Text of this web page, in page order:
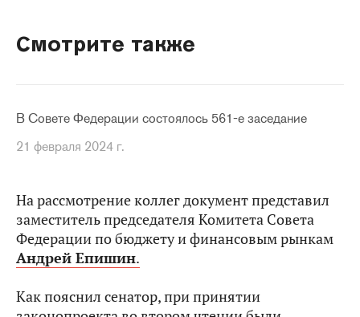
Смотрите также
В Совете Федерации состоялось 561-е заседание
21 февраля 2024 г.
На рассмотрение коллег документ представил
заместитель председателя Комитета Совета
Федерации по бюджету и финансовым рынкам
Андрей Епишин.
Как пояснил сенатор, при принятии